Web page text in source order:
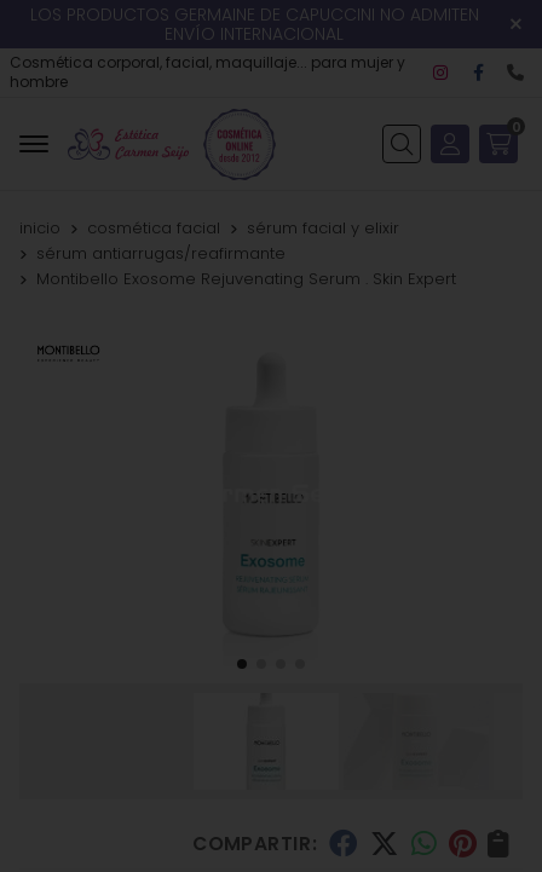
LOS PRODUCTOS GERMAINE DE CAPUCCINI NO ADMITEN
ENVÍO INTERNACIONAL
Cosmética corporal, facial, maquillaje... para mujer y
hombre
Buscar
0
inicio cosmética facial
sérum facial y elixir
sérum antiarrugas/reafirmante
Montibello Exosome Rejuvenating Serum . Skin Expert
COMPARTIR: